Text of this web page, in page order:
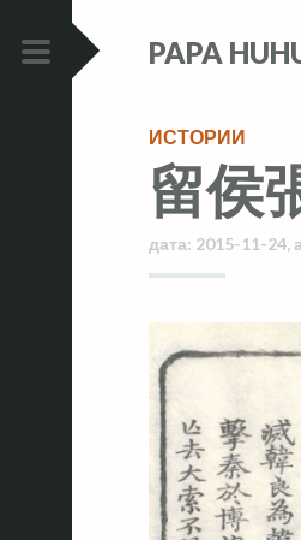
PRIMARY
PAPA
ИСТОРИИ
留侯
дата: 2015-11-24,